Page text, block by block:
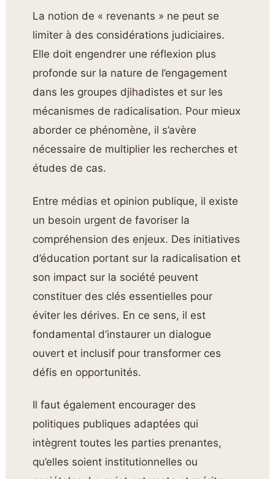
La notion de « revenants » ne peut se
limiter à des considérations judiciaires.
Elle doit engendrer une réflexion plus
profonde sur la nature de l’engagement
dans les groupes djihadistes et sur les
mécanismes de radicalisation. Pour mieux
aborder ce phénomène, il s’avère
nécessaire de multiplier les recherches et
études de cas.
Entre médias et opinion publique, il existe
un besoin urgent de favoriser la
compréhension des enjeux. Des initiatives
d’éducation portant sur la radicalisation et
son impact sur la société peuvent
constituer des clés essentielles pour
éviter les dérives. En ce sens, il est
fondamental d’instaurer un dialogue
ouvert et inclusif pour transformer ces
défis en opportunités.
Il faut également encourager des
politiques publiques adaptées qui
intègrent toutes les parties prenantes,
qu’elles soient institutionnelles ou